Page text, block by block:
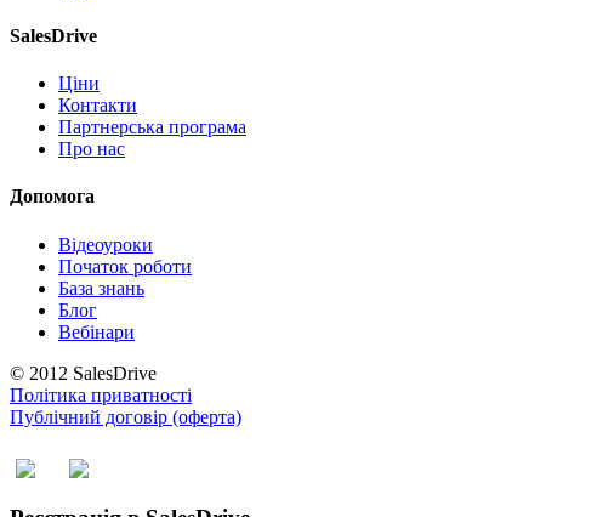
SalesDrive
Ціни
Контакти
Партнерська програма
Про нас
Допомога
Відеоуроки
Початок роботи
База знань
Блог
Вебінари
© 2012 SalesDrive
Політика приватності
Публічний договір (оферта)